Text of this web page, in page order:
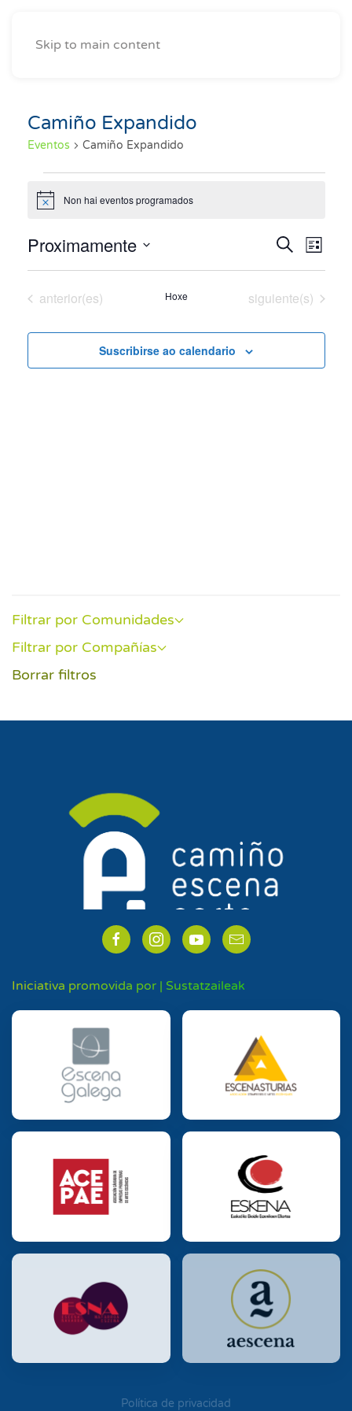
Skip to main content
Camiño Expandido
Eventos Camiño Expandido
Eventos
Notice Non hai eventos programados
de
y
vistas
Buscar
de
Lista
Proximamente
Seleccionar
Eventos
anterior(es) Hoxe Eventos
siguiente(s)
Suscribirse ao calendario
Filtrar por Comunidades
Filtrar por Compañías
Borrar filtros
Iniciativa promovida por | Sustatzaileak
Política de privacidad